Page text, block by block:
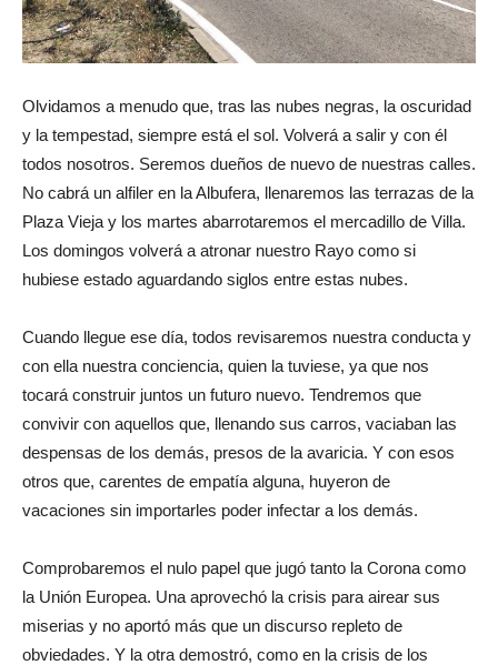
Olvidamos a menudo que, tras las nubes negras, la oscuridad
y la tempestad, siempre está el sol. Volverá a salir y con él
todos nosotros. Seremos dueños de nuevo de nuestras calles.
No cabrá un alfiler en la Albufera, llenaremos las terrazas de la
Plaza Vieja y los martes abarrotaremos el mercadillo de Villa.
Los domingos volverá a atronar nuestro Rayo como si
hubiese estado aguardando siglos entre estas nubes.
Cuando llegue ese día, todos revisaremos nuestra conducta y
con ella nuestra conciencia, quien la tuviese, ya que nos
tocará construir juntos un futuro nuevo. Tendremos que
convivir con aquellos que, llenando sus carros, vaciaban las
despensas de los demás, presos de la avaricia. Y con esos
otros que, carentes de empatía alguna, huyeron de
vacaciones sin importarles poder infectar a los demás.
Comprobaremos el nulo papel que jugó tanto la Corona como
la Unión Europea. Una aprovechó la crisis para airear sus
miserias y no aportó más que un discurso repleto de
obviedades. Y la otra demostró, como en la crisis de los